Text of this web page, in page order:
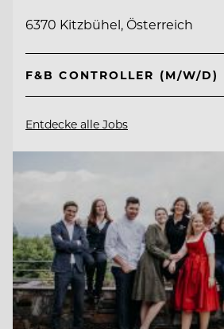
6370 Kitzbühel, Österreich
F&B CONTROLLER (M/W/D)
Entdecke alle Jobs